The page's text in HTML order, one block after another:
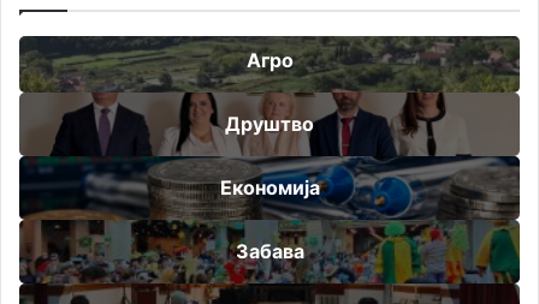
Агро
Друштво
Економија
Забава